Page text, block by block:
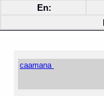
En:
caamana